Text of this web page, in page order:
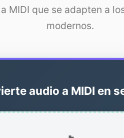
MIDI que se adapten a
modernos.
audio a MIDI en